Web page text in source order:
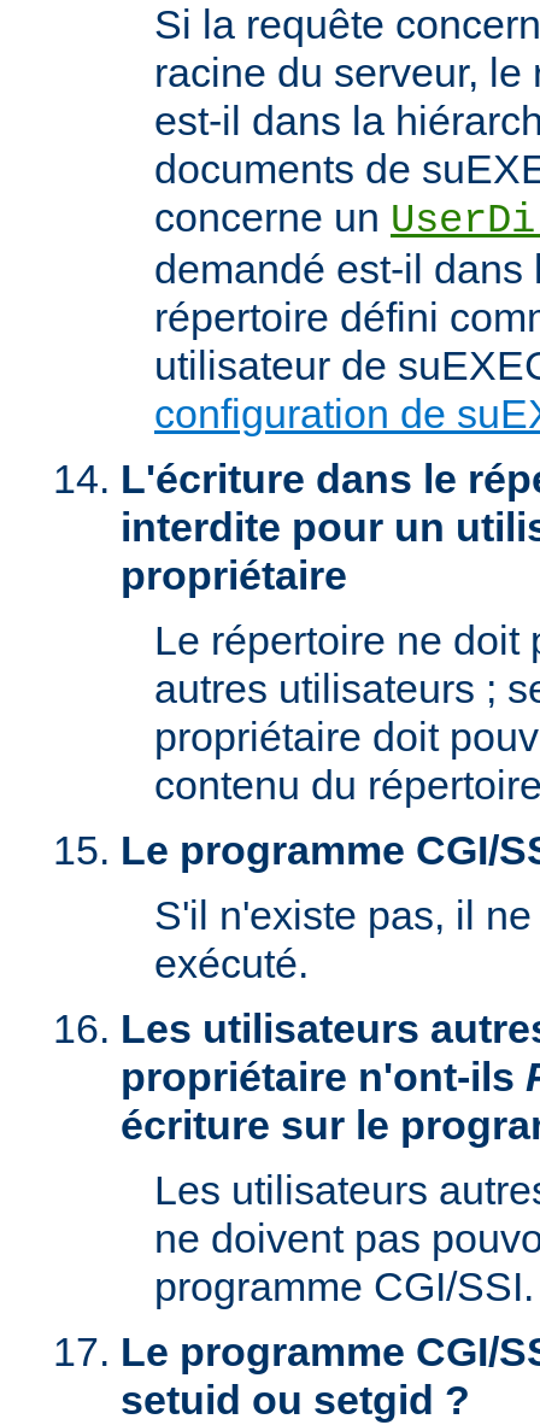
Si la requête
racine du serveur,
est-il dans la
documents de
concerne un
demandé est-il dans
répertoire défini
utilisateur de
configuration de
L'écriture dans le
interdite pour un
propriétaire
Le répertoire ne doit
autres utilisateurs ;
propriétaire doit
contenu du
Le programme CGI/
S'il n'existe pas, il
exécuté.
Les utilisateurs
propriétaire n'ont-ils
écriture sur le
Les utilisateurs
ne doivent pas
programme CGI/SSI.
Le programme CGI/
setuid ou setgid ?